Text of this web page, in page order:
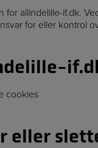
allindelille-if.dk.
for eller kontrol
cookies
eller